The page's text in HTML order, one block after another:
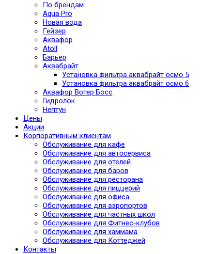
По брендам
Aqua Pro
Новая вода
Гейзер
Аквафор
Atoll
Барьер
Аквабрайт
Установка фильтра аквабрайт осмо 5
Установка фильтра аквабрайт осмо 6
Аквафор Вотер Босс
Гидролок
Нептун
Цены
Акции
Корпоративным клиентам
Обслуживание для кафе
Обслуживание для автосервиса
Обслуживание для отелей
Обслуживание для баров
Обслуживание для ресторана
Обслуживание для пиццерий
Обслуживание для офиса
Обслуживание для аэропортов
Обслуживание для частных школ
Обслуживание для Фитнес-клубов
Обслуживание для хаммама
Обслуживание для Коттеджей
Контакты